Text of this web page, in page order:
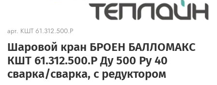
арт. КШТ 61.312.500.Р
Шаровой кран БРОЕН БАЛЛОМАКС
КШТ 61.312.500.Р Ду 500 Ру 40
сварка/сварка, с редуктором